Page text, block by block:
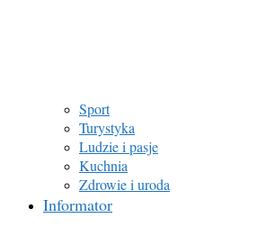
Sport
Turystyka
Ludzie i pasje
Kuchnia
Zdrowie i uroda
Informator